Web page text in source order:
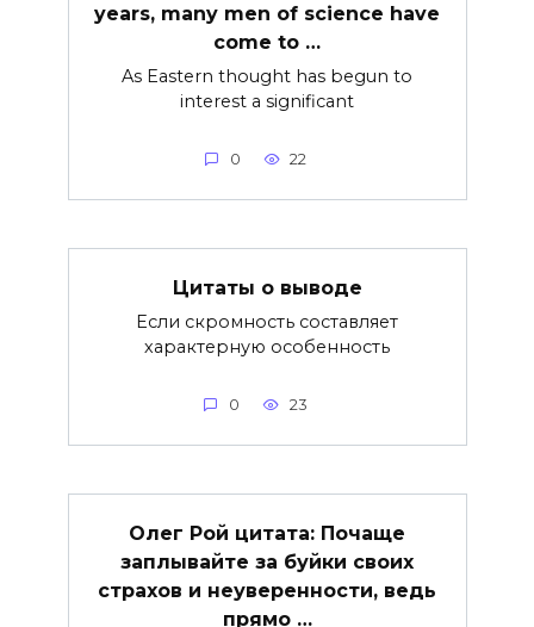
years, many men of science have
come to …
As Eastern thought has begun to
interest a significant
0 22
Цитаты о выводе
Если скромность составляет
характерную особенность
0 23
Олег Рой цитата: Почаще
заплывайте за буйки своих
страхов и неуверенности, ведь
прямо …